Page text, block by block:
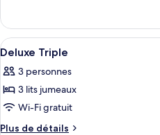
chambre :
Executive
Suite
Executive
Suite
Afficher
toutes
les
photos
pour
ce
4
Deluxe Triple
3 personnes
3 lits jumeaux
Wi-Fi gratuit
Plus de détails
Plus